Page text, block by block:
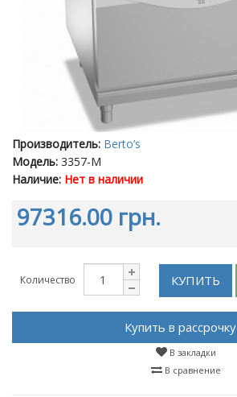
Производитель: Berto’s
Модель: 3357-M
Наличие: Нет в наличии
97316.00 грн.
Количество КУПИТЬ
Купить в рассрочку
В закладки
В сравнение